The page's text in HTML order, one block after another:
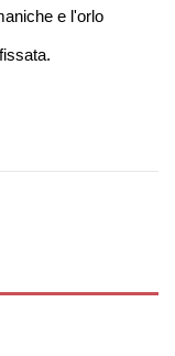
e l'orlo